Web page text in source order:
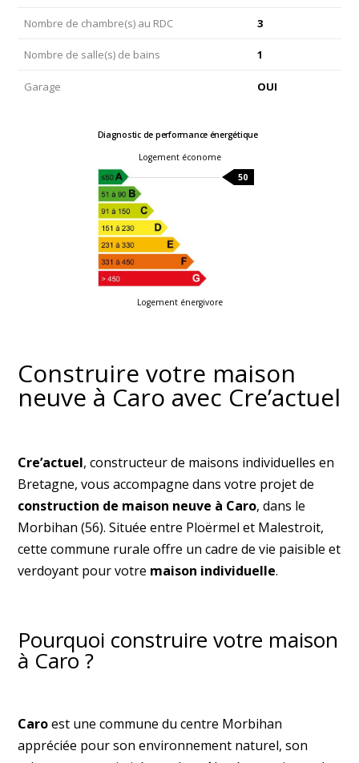
Nombre de chambre(s) au RDC 3
Nombre de salle(s) de bains 1
Garage OUI
Diagnostic de performance énergétique
Logement économe
50
Logement énergivore
Construire votre maison
neuve à Caro avec Cre’actuel
Cre’actuel, constructeur de maisons individuelles en
Bretagne, vous accompagne dans votre projet de
construction de maison neuve à Caro, dans le
Morbihan (56). Située entre Ploërmel et Malestroit,
cette commune rurale offre un cadre de vie paisible et
verdoyant pour votre maison individuelle.
Pourquoi construire votre maison
à Caro ?
Caroest une commune du centre Morbihan
appréciée pour son environnement naturel, son